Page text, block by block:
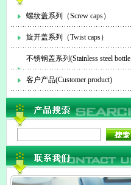
螺纹盖系列（Screw caps）
旋开盖系列（Twist caps）
不锈钢盖系列(Stainless steel bottle
cap)
客户产品(Customer product)